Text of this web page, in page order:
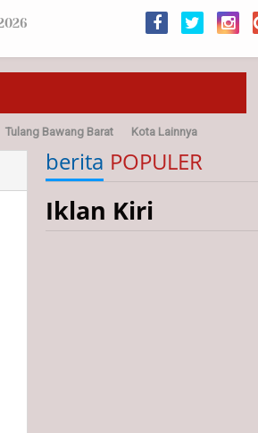
Tulang Bawang Barat Kota Lainnya
berita POPULER
Iklan Kiri